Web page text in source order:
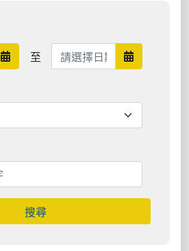
日期範圍開始
至 日期範圍結束
日期範圍結束